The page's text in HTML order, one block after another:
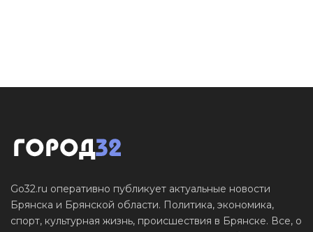
Go32.ru оперативно публикует актуальные новости
Брянска и Брянской области. Политика, экономика,
спорт, культурная жизнь, происшествия в Брянске. Все, о